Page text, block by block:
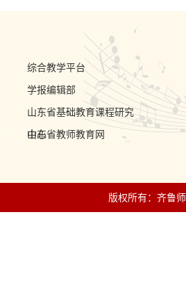
综合教学平台
学报编辑部
山东省基础教育课程研究
中心
山东省教师教育网
版权所有：齐鲁